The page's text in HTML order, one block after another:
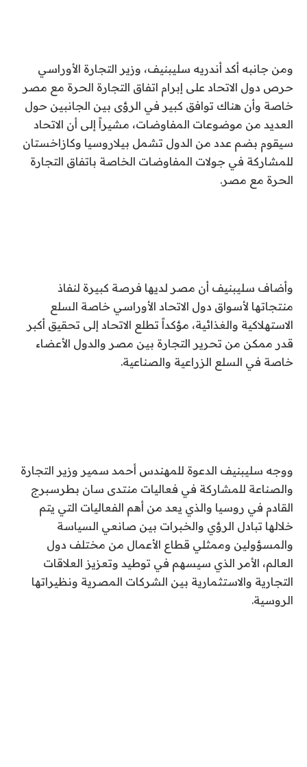
ومن جانبه أكد أندريه سليبنيف، وزير التجارة الأوراسي
حرص دول الاتحاد على إبرام اتفاق التجارة الحرة مع مصر
خاصة وأن هناك توافق كبير في الرؤى بين الجانبين حول
العديد من موضوعات المفاوضات، مشيراً إلى أن الاتحاد
سيقوم بضم عدد من الدول تشمل بيلاروسيا وكازاخستان
للمشاركة في جولات المفاوضات الخاصة باتفاق التجارة
الحرة مع مصر.
وأضاف سليبنيف أن مصر لديها فرصة كبيرة لنفاذ
منتجاتها لأسواق دول الاتحاد الأوراسي خاصة السلع
الاستهلاكية والغذائية، مؤكداً تطلع الاتحاد إلى تحقيق أكبر
قدر ممكن من تحرير التجارة بين مصر والدول الأعضاء
خاصة في السلع الزراعية والصناعية.
ووجه سليبنيف الدعوة للمهندس أحمد سمير وزير التجارة
والصناعة للمشاركة في فعاليات منتدى سان بطرسبرج
القادم في روسيا والذي يعد من أهم الفعاليات التي يتم
خلالها تبادل الرؤي والخبرات بين صانعي السياسة
والمسؤولين وممثلي قطاع الأعمال من مختلف دول
العالم، الأمر الذي سيسهم في توطيد وتعزيز العلاقات
التجارية والاستثمارية بين الشركات المصرية ونظيراتها
الروسية.